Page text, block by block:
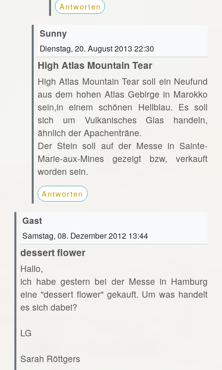
Antworten
Sunny
Dienstag, 20. August 2013 22:30
High Atlas Mountain Tear
High Atlas Mountain Tear soll ein Neufund
aus dem hohen Atlas Gebirge in Marokko
sein,in einem schönen Hellblau. Es soll
sich um Vulkanisches Glas handeln,
ähnlich der Apachenträne.
Der Stein soll auf der Messe in Sainte-
Marie-aux-Mines gezeigt bzw, verkauft
worden sein.
Antworten
Gast
Samstag, 08. Dezember 2012 13:44
dessert flower
Hallo,
ich habe gestern bei der Messe in Hamburg
eine "dessert flower" gekauft. Um was handelt
es sich dabei?
LG
Sarah Röttgers